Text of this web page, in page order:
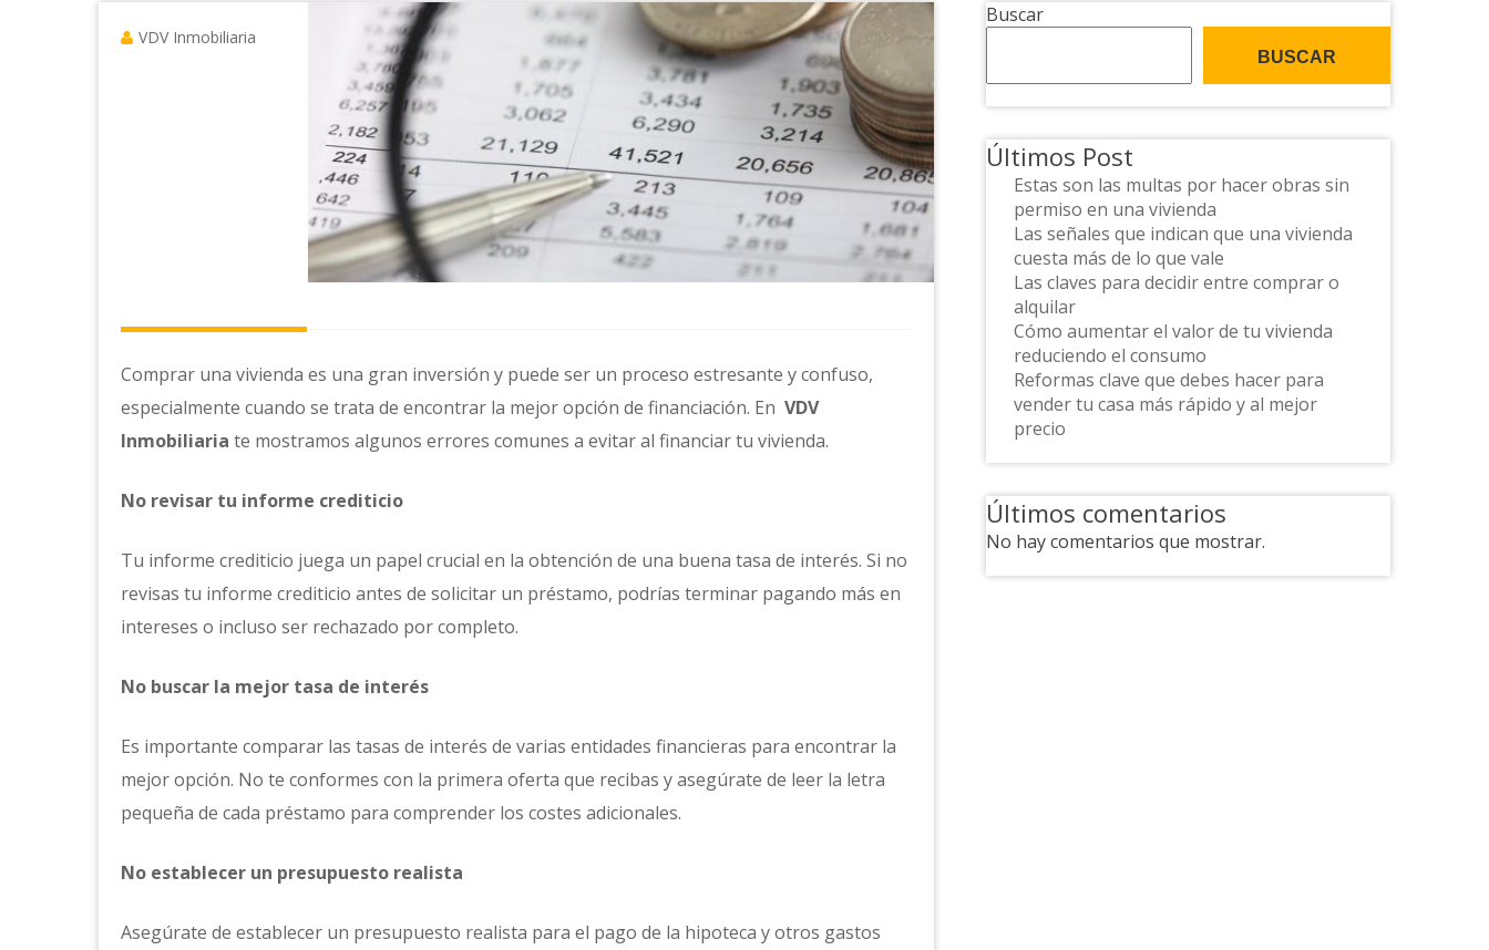
VDV Inmobiliaria
Comprar una vivienda es una gran inversión y puede ser un proceso estresante y confuso,
especialmente cuando se trata de encontrar la mejor opción de financiación. En VDV
Inmobiliaria te mostramos algunos errores comunes a evitar al financiar tu vivienda.
No revisar tu informe crediticio
Tu informe crediticio juega un papel crucial en la obtención de una buena tasa de interés. Si no
revisas tu informe crediticio antes de solicitar un préstamo, podrías terminar pagando más en
intereses o incluso ser rechazado por completo.
No buscar la mejor tasa de interés
Es importante comparar las tasas de interés de varias entidades financieras para encontrar la
mejor opción. No te conformes con la primera oferta que recibas y asegúrate de leer la letra
pequeña de cada préstamo para comprender los costes adicionales.
No establecer un presupuesto realista
Asegúrate de establecer un presupuesto realista para el pago de la hipoteca y otros gastos
Buscar
BUSCAR
Últimos Post
Estas son las multas por hacer obras sin
permiso en una vivienda
Las señales que indican que una vivienda
cuesta más de lo que vale
Las claves para decidir entre comprar o
alquilar
Cómo aumentar el valor de tu vivienda
reduciendo el consumo
Reformas clave que debes hacer para
vender tu casa más rápido y al mejor
precio
Últimos comentarios
No hay comentarios que mostrar.